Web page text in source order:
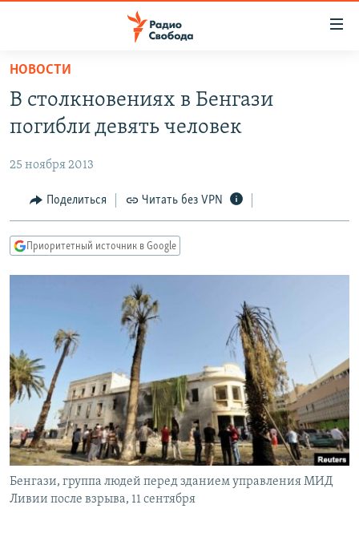
упрощенного
доступа
Вернуться
основному
Вернутся
главной
навигации
Вернутся
ПОДКАСТЫ
ЦИТАТЫ СВОБОДЫ
МНЕНИЯ
IDEL.РЕАЛИИ
СИБИРЬ.РЕАЛИИ
РАСПИСАНИЕ ВЕЩАНИЯ
ПОДПИШИТЕСЬ НА РАССЫЛКУ
СОЦИАЛЬНЫЕ СЕТИ
НОВОСТИ
В столкновениях в Бенгази
погибли девять человек
25 ноября 2013
Поделиться Читать без VPN
Приоритетный источник в Google
Бенгази, группа людей перед зданием управления МИД
Ливии после взрыва, 11 сентября